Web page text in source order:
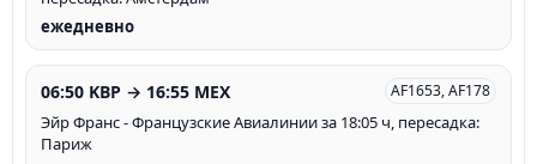
ежедневно
06:50 KBP → 16:55 MEX AF1653, AF178
Эйр Франс - Французские Авиалинии за 18:05 ч, пересадка:
Париж